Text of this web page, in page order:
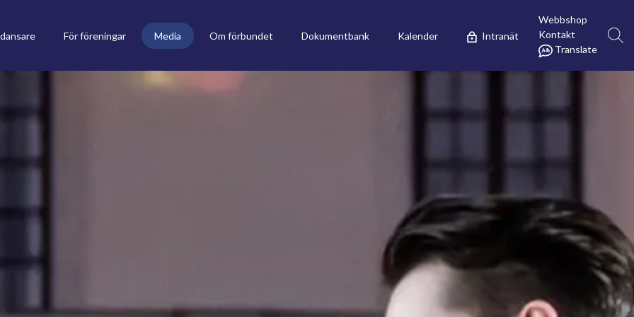
För föreningar Media Om förbundet Dokumentbank Kalender Intranät
Webbshop
Kontakt
Translate